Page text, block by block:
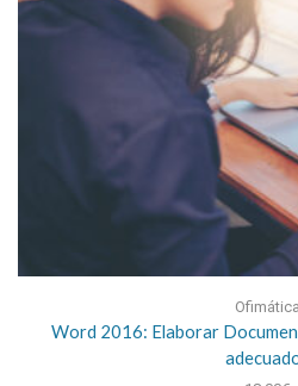
Ofimática
Word 2016: Elaborar